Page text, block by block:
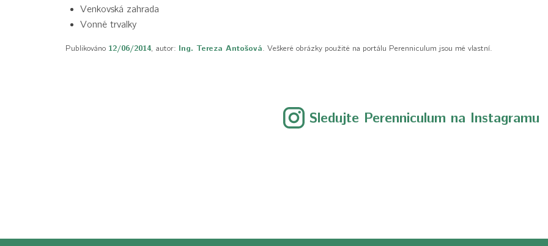
Venkovská zahrada
Vonné trvalky
Publikováno 12/06/2014, autor: Ing. Tereza Antošová. Veškeré obrázky použité na portálu Perenniculum jsou mé vlastní.
Sledujte Perenniculum na Instagramu